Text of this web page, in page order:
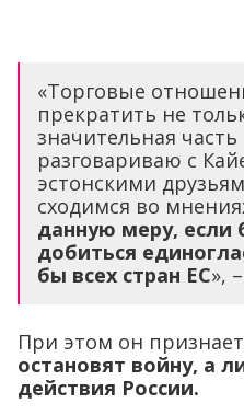
«Торговые
прекратить не
значительная
разговариваю с
эстонскими
сходимся во
данную меру,
добиться
бы всех стран ЕС»,
При этом он
остановят войну, а
действия России.